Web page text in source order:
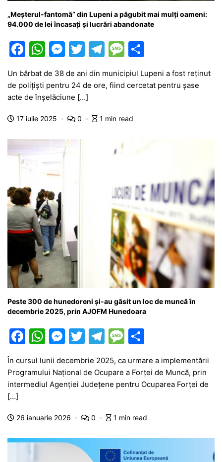
„Meșterul-fantomă” din Lupeni a păgubit mai mulți oameni:
94.000 de lei încasați și lucrări abandonate
F
c
e
b
o
k
W
at
s
A
p
M
s
s
e
n
g
T
w
itt
er
T
e
a
M
e
s
a
g
ta
Un bărbat de 38 de ani din municipiul Lupeni a fost reținut
de polițiști pentru 24 de ore, fiind cercetat pentru șase
acte de înșelăciune […]
17 iulie 2025 0 1 min read
Peste 300 de hunedoreni și-au găsit un loc de muncă în
decembrie 2025, prin AJOFM Hunedoara
F
c
e
o
k
W
h
at
s
p
M
s
s
n
er
T
w
itt
er
T
e
gr
m
M
s
s
g
ta
je
z
În cursul lunii decembrie 2025, ca urmare a implementării
Programului Național de Ocupare a Forței de Muncă, prin
intermediul Agenției Județene pentru Ocuparea Forței de
[…]
26 ianuarie 2026 0 1 min read